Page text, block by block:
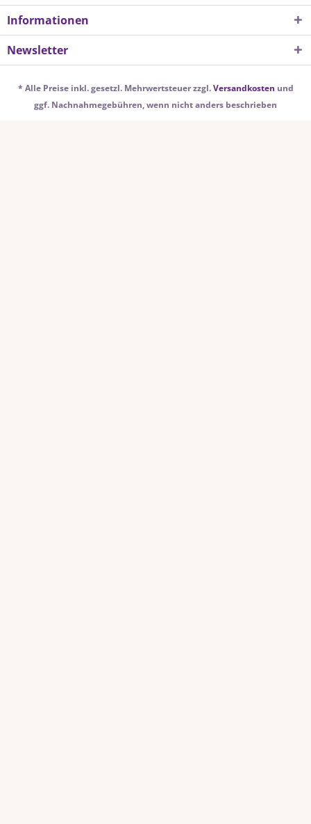
Informationen
Newsletter
* Alle Preise inkl. gesetzl. Mehrwertsteuer zzgl.Versandkosten und
ggf. Nachnahmegebühren, wenn nicht anders beschrieben